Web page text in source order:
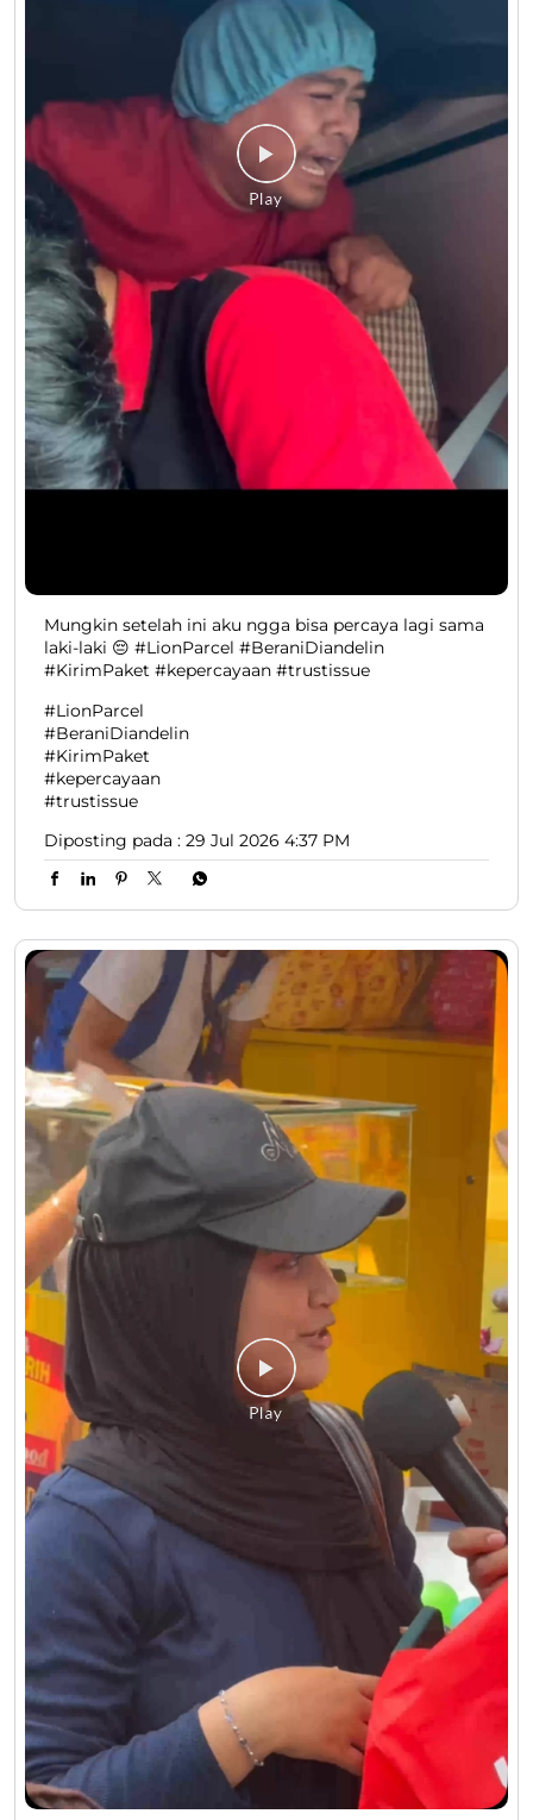
Mungkin setelah ini aku ngga bisa percaya lagi sama
laki-laki 😔 #LionParcel #BeraniDiandelin
#KirimPaket #kepercayaan #trustissue
#LionParcel
#BeraniDiandelin
#KirimPaket
#kepercayaan
#trustissue
Diposting pada : 29 Jul 2026 4:37 PM